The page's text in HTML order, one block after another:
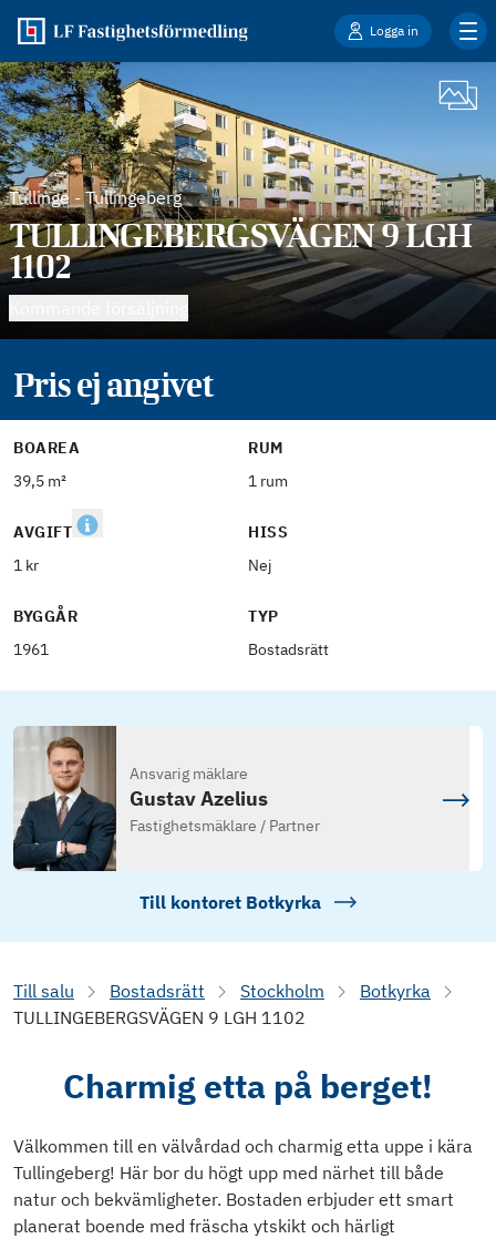
Logga in
Tullinge -Tullingeberg
TULLINGEBERGSVÄGEN 9 LGH
1102
Pris ej angivet
BOAREA
39,5 m²
RUM
1 rum
AVGIFT
1 kr
HISS
Nej
BYGGÅR
1961
TYP
Bostadsrätt
Ansvarig mäklare
Gustav Azelius
Fastighetsmäklare / Partner
Till kontoret Botkyrka
Till salu Bostadsrätt Stockholm
Botkyrka
TULLINGEBERGSVÄGEN 9 LGH 1102
Charmig etta på berget!
Välkommen till en välvårdad och charmig etta uppe i kära
Tullingeberg! Här bor du högt upp med närhet till både
natur och bekvämligheter. Bostaden erbjuder ett smart
planerat boende med fräscha ytskikt och härligt